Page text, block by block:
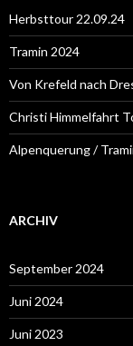
a
c
h
:
Herbsttour 22.09.24
Tramin 2024
Von Krefeld nach
Christi Himmelfahrt
Alpenquerung /
ARCHIV
September 2024
Juni 2024
Juni 2023